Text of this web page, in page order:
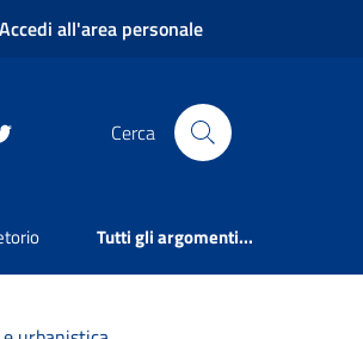
Accedi all'area personale
Cerca
Tutti gli argomenti...